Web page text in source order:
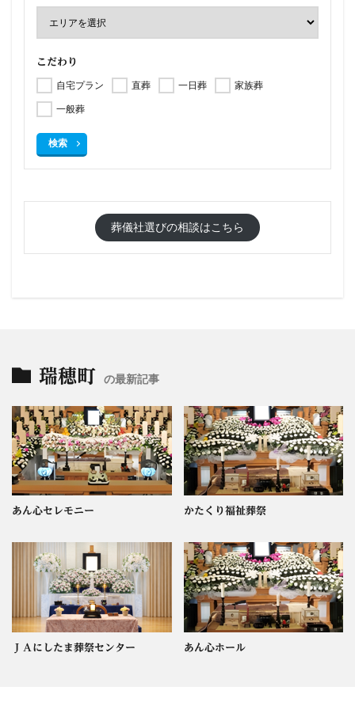
こだわり
自宅プラン 直葬 一日葬
家族葬
一般葬
検索
葬儀社選びの相談はこちら
瑞穂町 の最新記事
あん心セレモニー かたくり福祉葬祭
ＪＡにしたま葬祭センター あん心ホール